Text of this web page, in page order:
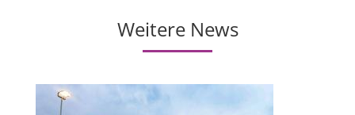
Weitere News